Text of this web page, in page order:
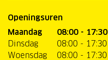
Openingsuren
Maandag
08:00 - 17:30
Dinsdag
08:00 - 17:30
Woensdag
08:00 - 17:30